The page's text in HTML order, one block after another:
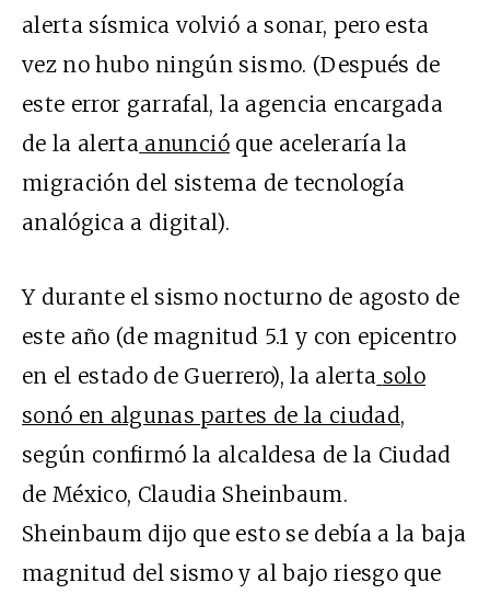
alerta sísmica volvió a sonar, pero esta
vez no hubo ningún sismo. (Después de
este error garrafal, la agencia encargada
de la alerta anuncióque aceleraría la
migración del sistema de tecnología
analógica a digital).
Y durante el sismo nocturno de agosto de
este año (de magnitud 5.1 y con epicentro
en el estado de Guerrero), la alerta solo
sonó en algunas partes de la ciudad,
según confirmó la alcaldesa de la Ciudad
de México, Claudia Sheinbaum.
Sheinbaum dijo que esto se debía a la baja
magnitud del sismo y al bajo riesgo que